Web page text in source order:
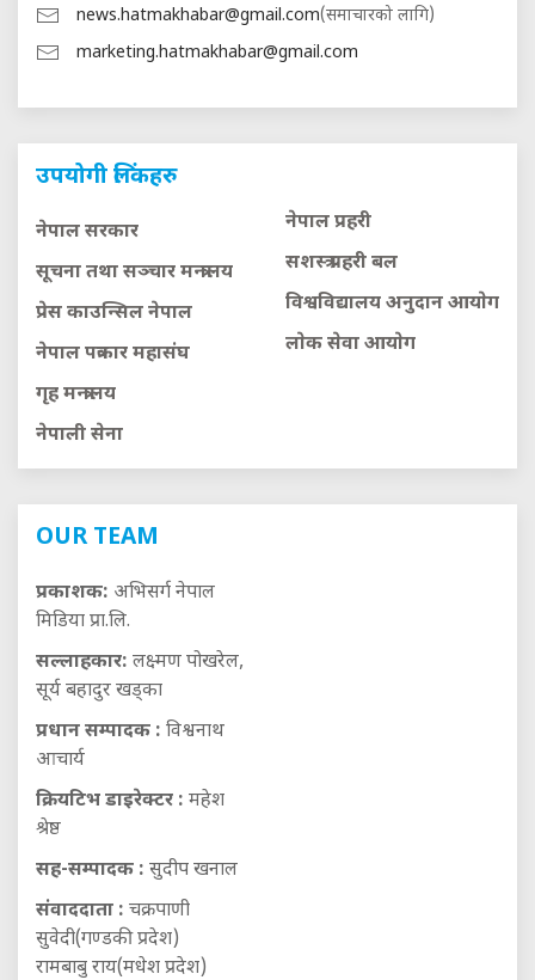
news.hatmakhabar@gmail.com(समाचारको लागि)
marketing.hatmakhabar@gmail.com
उपयोगी लिंकहरु
नेपाल सरकार
सूचना तथा सञ्चार मन्त्रालय
प्रेस काउन्सिल नेपाल
नेपाल पत्रकार महासंघ
गृह मन्त्रालय
नेपाली सेना
नेपाल प्रहरी
सशस्त्र प्रहरी बल
विश्वविद्यालय अनुदान आयाेग
लाेक सेवा आयाेग
OUR TEAM
प्रकाशक: अभिसर्ग नेपाल
मिडिया प्रा.लि.
सल्लाहकार: लक्ष्मण पोखरेल,
सूर्य बहादुर खड्का
प्रधान सम्पादक : विश्वनाथ
आचार्य
क्रियटिभ डाइरेक्टर : महेश
श्रेष्ठ
सह-सम्पादक : सुदीप खनाल
संवाददाता : चक्रपाणी
सुवेदी(गण्डकी प्रदेश)
रामबाबु राय(मधेश प्रदेश)